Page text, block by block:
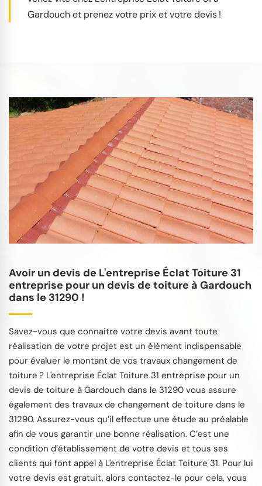
Gardouch et prenez votre prix et votre devis !
Avoir un devis de L'entreprise Éclat Toiture 31
entreprise pour un devis de toiture à Gardouch
dans le 31290 !
Savez-vous que connaitre votre devis avant toute
réalisation de votre projet est un élément indispensable
pour évaluer le montant de vos travaux changement de
toiture ? L'entreprise Éclat Toiture 31 entreprise pour un
devis de toiture à Gardouch dans le 31290 vous assure
également des travaux de changement de toiture dans le
31290. Assurez-vous qu’il effectue une étude au préalable
afin de vous garantir une bonne réalisation. C’est une
condition d’établissement de votre devis et tous ses
clients qui font appel à L'entreprise Éclat Toiture 31. Pour lui
votre devis est gratuit, alors contactez-le pour cela, vous